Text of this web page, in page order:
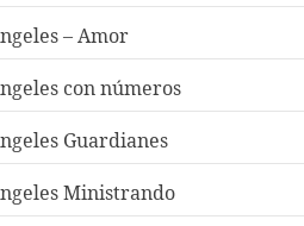
– Amor
con números
Guardianes
Ministrando